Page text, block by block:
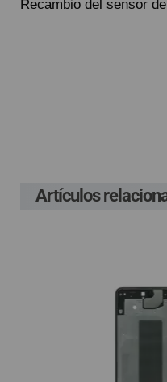
También atendemos
Recambio del sensor
Artículos